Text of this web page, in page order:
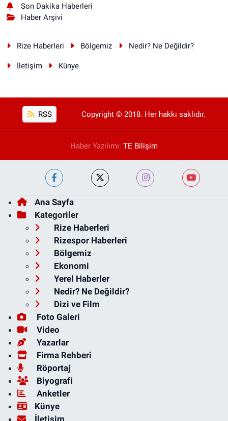
Son Dakika Haberleri
Haber Arşivi
Rize Haberleri Bölgemiz Nedir? Ne Değildir?
İletişim Künye
RSS Copyright © 2018. Her hakkı saklıdır.
Haber Yazılımı: TE Bilişim
Ana Sayfa
Kategoriler
Rize Haberleri
Rizespor Haberleri
Bölgemiz
Ekonomi
Yerel Haberler
Nedir? Ne Değildir?
Dizi ve Film
Foto Galeri
Video
Yazarlar
Firma Rehberi
Röportaj
Biyografi
Anketler
Künye
İletişim